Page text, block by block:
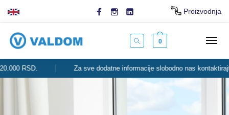
Proizvodnja
0
Za sve dodatne informacije slobodno nas kontaktirajte.